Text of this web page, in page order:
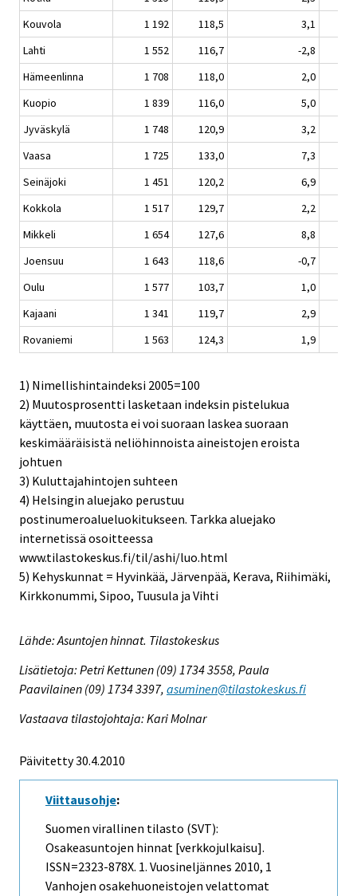
Kouvola
1 192 118,5
3,1
Lahti
1 552 116,7
-2,8
Hämeenlinna
1 708 118,0
2,0
Kuopio
1 839 116,0
5,0
Jyväskylä
1 748 120,9
3,2
Vaasa
1 725 133,0
7,3
Seinäjoki
1 451 120,2
6,9
Kokkola
1 517 129,7
2,2
Mikkeli
1 654 127,6
8,8
Joensuu
1 643 118,6
-0,7
Oulu
1 577 103,7
1,0
Kajaani
1 341 119,7
2,9
Rovaniemi
1 563 124,3 1,9
1) Nimellishintaindeksi 2005=100
2) Muutosprosentti lasketaan indeksin pistelukua
käyttäen, muutosta ei voi suoraan laskea suoraan
keskimääräisistä neliöhinnoista aineistojen eroista
johtuen
3) Kuluttajahintojen suhteen
4) Helsingin aluejako perustuu
postinumeroalueluokitukseen. Tarkka aluejako
internetissä osoitteessa
www.tilastokeskus.fi/til/ashi/luo.html
5) Kehyskunnat = Hyvinkää, Järvenpää, Kerava, Riihimäki,
Kirkkonummi, Sipoo, Tuusula ja Vihti
Lähde: Asuntojen hinnat. Tilastokeskus
Lisätietoja: Petri Kettunen (09) 1734 3558, Paula
Paavilainen (09) 1734 3397, asuminen@tilastokeskus.fi
Vastaava tilastojohtaja: Kari Molnar
Päivitetty 30.4.2010
Viittausohje:
Suomen virallinen tilasto (SVT):
Osakeasuntojen hinnat [verkkojulkaisu].
ISSN=2323-878X. 1. Vuosineljännes 2010, 1
Vanhojen osakehuoneistojen velattomat